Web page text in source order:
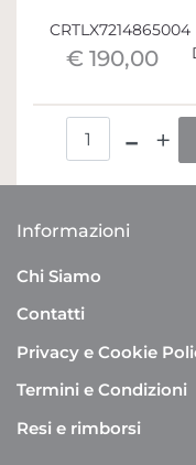
CRTLX7214865004
€ 190,00
Informazioni
Chi Siamo
Contatti
Privacy e Cookie
Termini e Condizioni
Resi e rimborsi